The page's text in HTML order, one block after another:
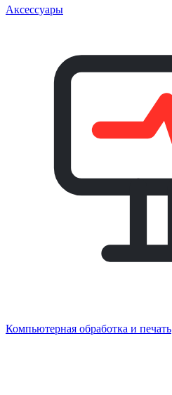
Аксессуары
Компьютерная обработка и печать